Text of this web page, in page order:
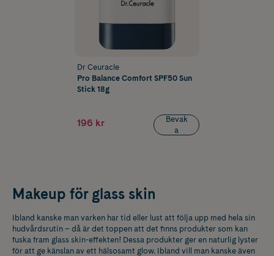
Dr Ceuracle
Pro Balance Comfort SPF50 Sun
Stick 18g
196 kr
Bevak
a
Makeup för glass skin
Ibland kanske man varken har tid eller lust att följa upp med hela sin
hudvårdsrutin – då är det toppen att det finns produkter som kan
fuska fram glass skin-effekten! Dessa produkter ger en naturlig lyster
för att ge känslan av ett hälsosamt glow. Ibland vill man kanske även